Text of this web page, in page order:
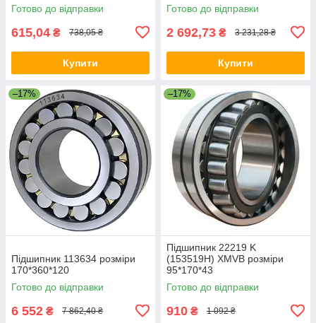
Готово до відправки
615,04 ₴ 738,05 ₴
Купити
Готово до відправки
2 692,73 ₴ 3 231,28 ₴
Купити
–17%
Підшипник 113634 розміри
170*360*120
Готово до відправки
6 552 ₴ 7 862,40 ₴
–17%
Підшипник 22219 K
(153519H) XMVB розміри
95*170*43
Готово до відправки
910 ₴ 1 092 ₴